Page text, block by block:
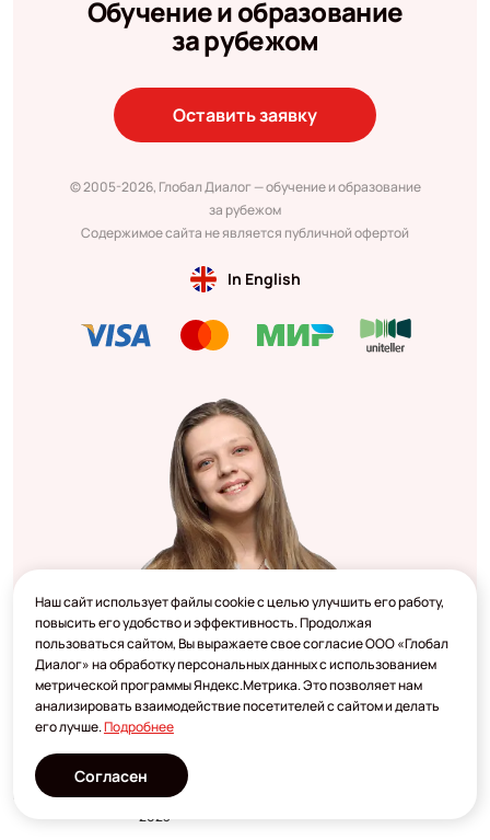
Обучение и образование
за рубежом
Оставить заявку
© 2005-2026, Глобал Диалог — обучение и образование
за рубежом
Содержимое сайта не является публичной офертой
In English
Разработано
2023
Наш сайт использует файлы cookie с целью улучшить его работу,
повысить его удобство и эффективность. Продолжая
пользоваться сайтом, Вы выражаете свое согласие ООО «Глобал
Диалог» на обработку персональных данных с использованием
метрической программы Яндекс.Метрика. Это позволяет нам
анализировать взаимодействие посетителей с сайтом и делать
его лучше.Подробнее
Согласен